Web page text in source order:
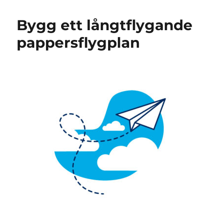
Bygg ett långtflygande
pappersflygplan